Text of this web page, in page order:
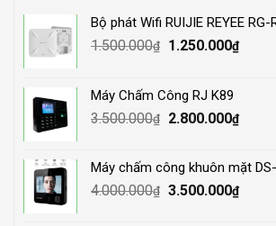
Bộ phát Wifi RUIJIE REYEE RG-
1.500.000₫
Original
1.500.000₫.
1.250.000₫Current
Máy Chấm Công RJ K89
3.500.000₫
Original
3.500.000₫.
2.800.000₫Current
Máy chấm công khuôn mặt
4.000.000₫ Original
3.500.000₫Current